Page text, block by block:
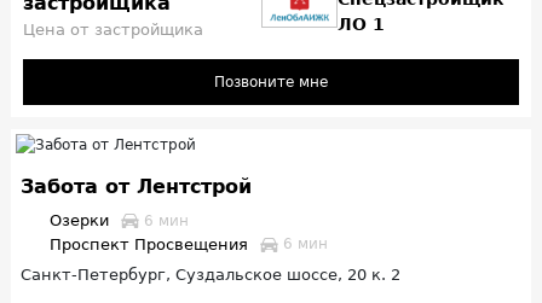
Цена от застройщика
ЛО 1
Позвоните мне
Забота от Лентстрой
Озерки 6 мин
Проспект Просвещения 6 мин
Санкт-Петербург, Суздальское шоссе, 20 к. 2